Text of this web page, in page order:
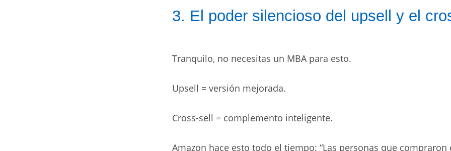
3. El poder silencioso del upsell y el
Tranquilo, no necesitas un MBA para esto.
Upsell = versión mejorada.
Cross-sell = complemento inteligente.
Amazon hace esto todo el tiempo: “Las personas que compraron